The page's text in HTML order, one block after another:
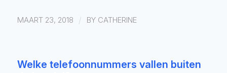
MAART 23, 2018 / BY CATHERINE
Welke telefoonnummers vallen buiten